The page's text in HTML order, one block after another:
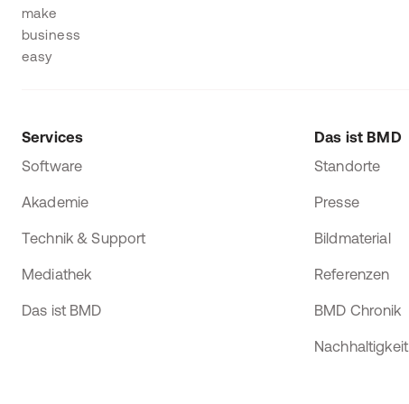
Services
Software
Akademie
Technik & Support
Mediathek
Das ist BMD
Das ist BMD
Standorte
Presse
Bildmaterial
Referenzen
BMD Chronik
Nachhaltigkeit